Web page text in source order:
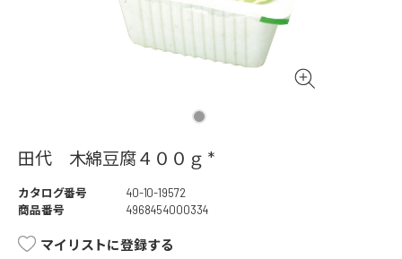
田代 木綿豆腐４００ｇ *
カタログ番号
40-10-19572
商品番号
4968454000334
マイリストに登録する